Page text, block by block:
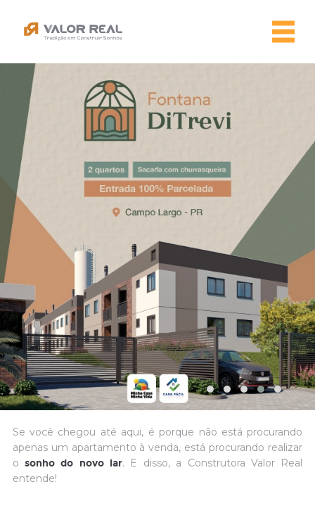
Se você chegou até aqui, é porque não está procurando
apenas um apartamento à venda, está procurando realizar
o sonho do novo lar. E disso, a Construtora Valor Real
entende!